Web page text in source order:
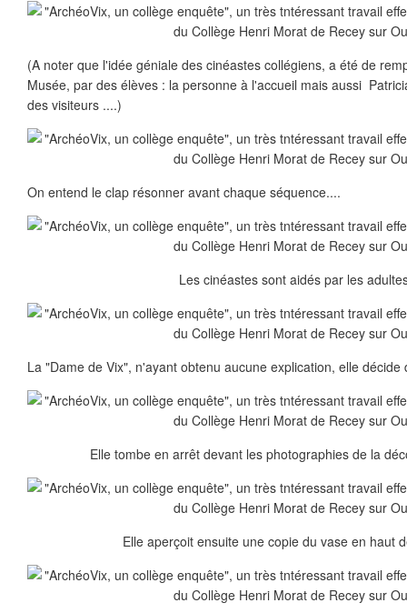
(A noter que l'idée géniale des cinéastes collégiens, a été de
Musée, par des élèves : la personne à l'accueil mais aussi
des visiteurs ....)
On entend le clap résonner avant chaque séquence....
Les cinéastes sont aidés par les
La "Dame de Vix", n'ayant obtenu aucune explication, elle décide
Elle tombe en arrêt devant les photographies de la
Elle aperçoit ensuite une copie du vase en haut